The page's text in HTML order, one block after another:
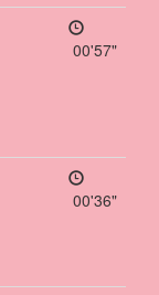
00'57"
00'36"